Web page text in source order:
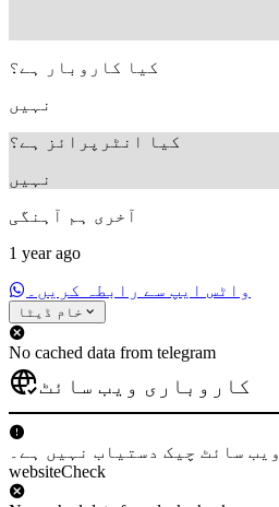
کیا کاروبار ہے؟
نہیں
کیا انٹرپرائز ہے؟
نہیں
آخری ہم آہنگی
1 year ago
واٹس ایپ سے رابطہ کریں۔
خام ڈیٹا
No cached data from telegram
کاروباری ویب سائٹ
ویب سائٹ چیک دستیاب نہیں ہے۔: No cached data from
websiteCheck